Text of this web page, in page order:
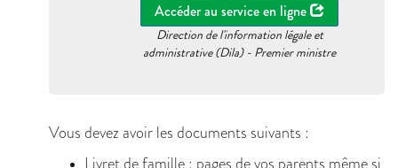
Accéder au service en ligne
Direction de l'information légale et
administrative (Dila) - Premier ministre
Vous devez avoir les documents suivants :
Livret de famille : pages de vos parents même si